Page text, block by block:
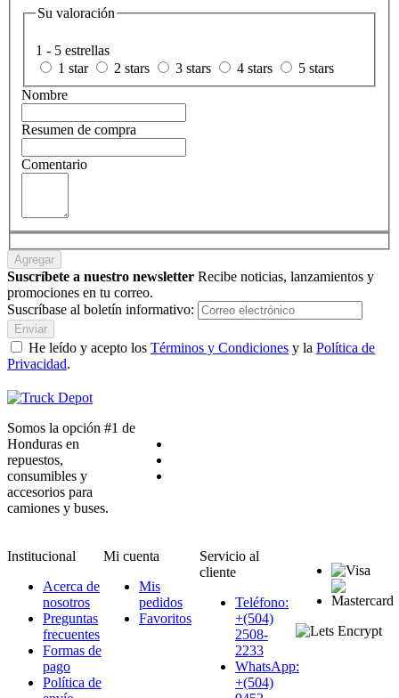
Su valoración
1 - 5 estrellas
1 star
2 stars 3 stars 4 stars
5 stars
Nombre
Resumen de compra
Comentario
Agregar
Suscríbete a nuestro newsletter Recibe noticias, lanzamientos y
promociones en tu correo.
Suscríbase al boletín informativo:
Enviar
He leído y acepto los Términos y Condiciones y la Política de
Privacidad.
Somos la opción #1 de
Honduras en
repuestos,
consumibles y
accesorios para
camiones y buses.
Institucional
Acerca de
nosotros
Preguntas
frecuentes
Formas de
pago
Política de
Mi cuenta
Mis
pedidos
Favoritos
Servicio al
cliente
Teléfono:
+(504)
2508-
2233
WhatsApp:
+(504)